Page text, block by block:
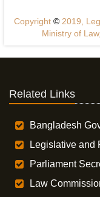
Copyright ©2019,
Ministry of
Related Links
Bangladesh
Legislative and
Parliament
Law